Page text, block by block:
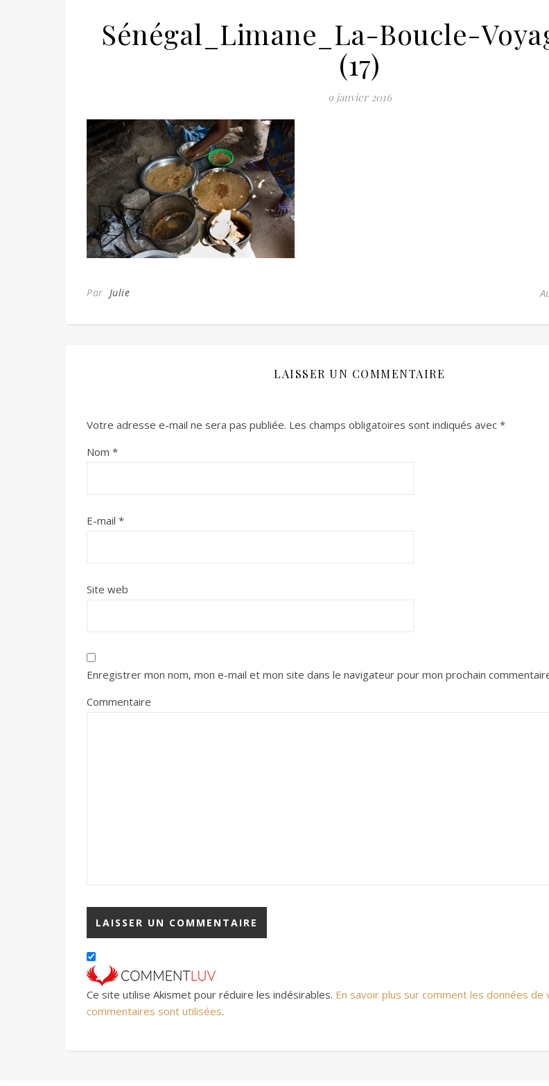
Sénégal_Limane_La-Boucle-
(17)
9 janvier 2016
Par Julie
LAISSER UN COMMENTAIRE
Votre adresse e-mail ne sera pas publiée. Les champs obligatoires sont indiqués avec *
Nom *
E-mail *
Site web
Enregistrer mon nom, mon e-mail et mon site dans le navigateur pour mon prochain
Commentaire
Ce site utilise Akismet pour réduire les indésirables. En savoir plus sur comment les données de
commentaires sont utilisées.